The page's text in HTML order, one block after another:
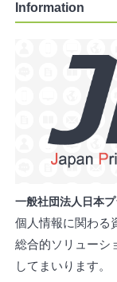
Information
一般社団法人日本
個人情報に関わる
総合的ソリューシ
してまいります。